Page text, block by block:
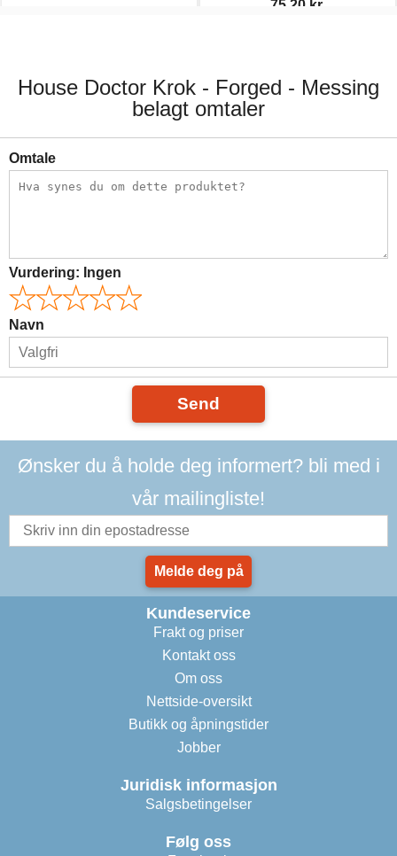
75,20 kr.
House Doctor Krok - Forged - Messing
belagt omtaler
Omtale
Vurdering: Ingen
Navn
Send
Ønsker du å holde deg informert? bli med i
vår mailingliste!
Melde deg på
Kundeservice
Frakt og priser
Kontakt oss
Om oss
Nettside-oversikt
Butikk og åpningstider
Jobber
Juridisk informasjon
Salgsbetingelser
Følg oss